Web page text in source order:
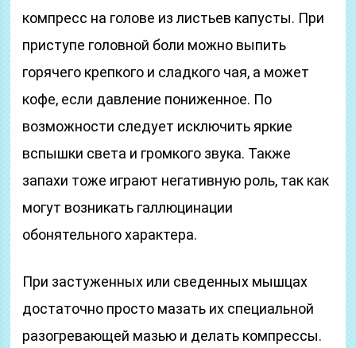
компресс на голове из листьев капусты. При
приступе головной боли можно выпить
горячего крепкого и сладкого чая, а может
кофе, если давление пониженное. По
возможности следует исключить яркие
вспышки света и громкого звука. Также
запахи тоже играют негативную роль, так как
могут возникать галлюцинации
обонятельного характера.
При застуженных или сведенных мышцах
достаточно просто мазать их специальной
разогревающей мазью и делать компрессы.